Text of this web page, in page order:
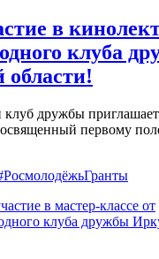
в
клуба
области!
дружбы приглашает
первому